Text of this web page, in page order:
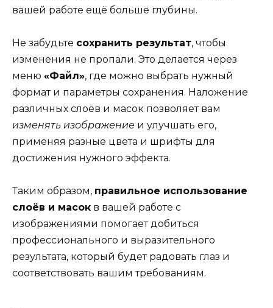
вашей работе ещё больше глубины.
Не забудьте сохранить результат, чтобы
изменения не пропали. Это делается через
меню «Файл», где можно выбрать нужный
формат и параметры сохранения. Наложение
различных слоёв и масок позволяет вам
изменять изображение и улучшать его,
применяя разные цвета и шрифты для
достижения нужного эффекта.
Таким образом, правильное использование
слоёв и масок в вашей работе с
изображениями помогает добиться
профессионального и выразительного
результата, который будет радовать глаз и
соответствовать вашим требованиям.